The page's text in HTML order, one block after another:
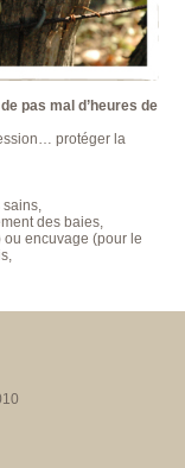
pas mal d’heures de
protéger la
sains,
des baies,
encuvage (pour le